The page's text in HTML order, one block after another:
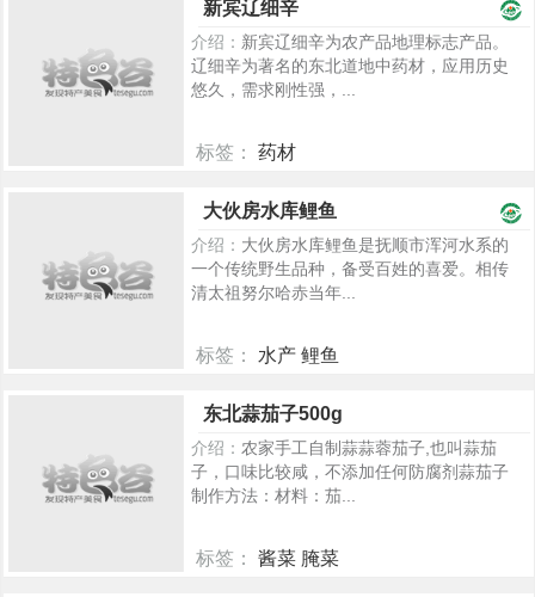
新宾辽细辛
介绍： 新宾辽细辛为农产品地理标志产品。
辽细辛为著名的东北道地中药材，应用历史
悠久，需求刚性强，...
标签： 药材
大伙房水库鲤鱼
介绍： 大伙房水库鲤鱼是抚顺市浑河水系的
一个传统野生品种，备受百姓的喜爱。相传
清太祖努尔哈赤当年...
标签： 水产 鲤鱼
东北蒜茄子500g
介绍： 农家手工自制蒜蒜蓉茄子,也叫蒜茄
子，口味比较咸，不添加任何防腐剂蒜茄子
制作方法：材料：茄...
标签： 酱菜 腌菜